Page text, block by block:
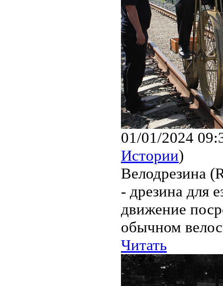
01/01/2024
Истории)
Велодрезина
- дрезина для
движение
обычном
Читать